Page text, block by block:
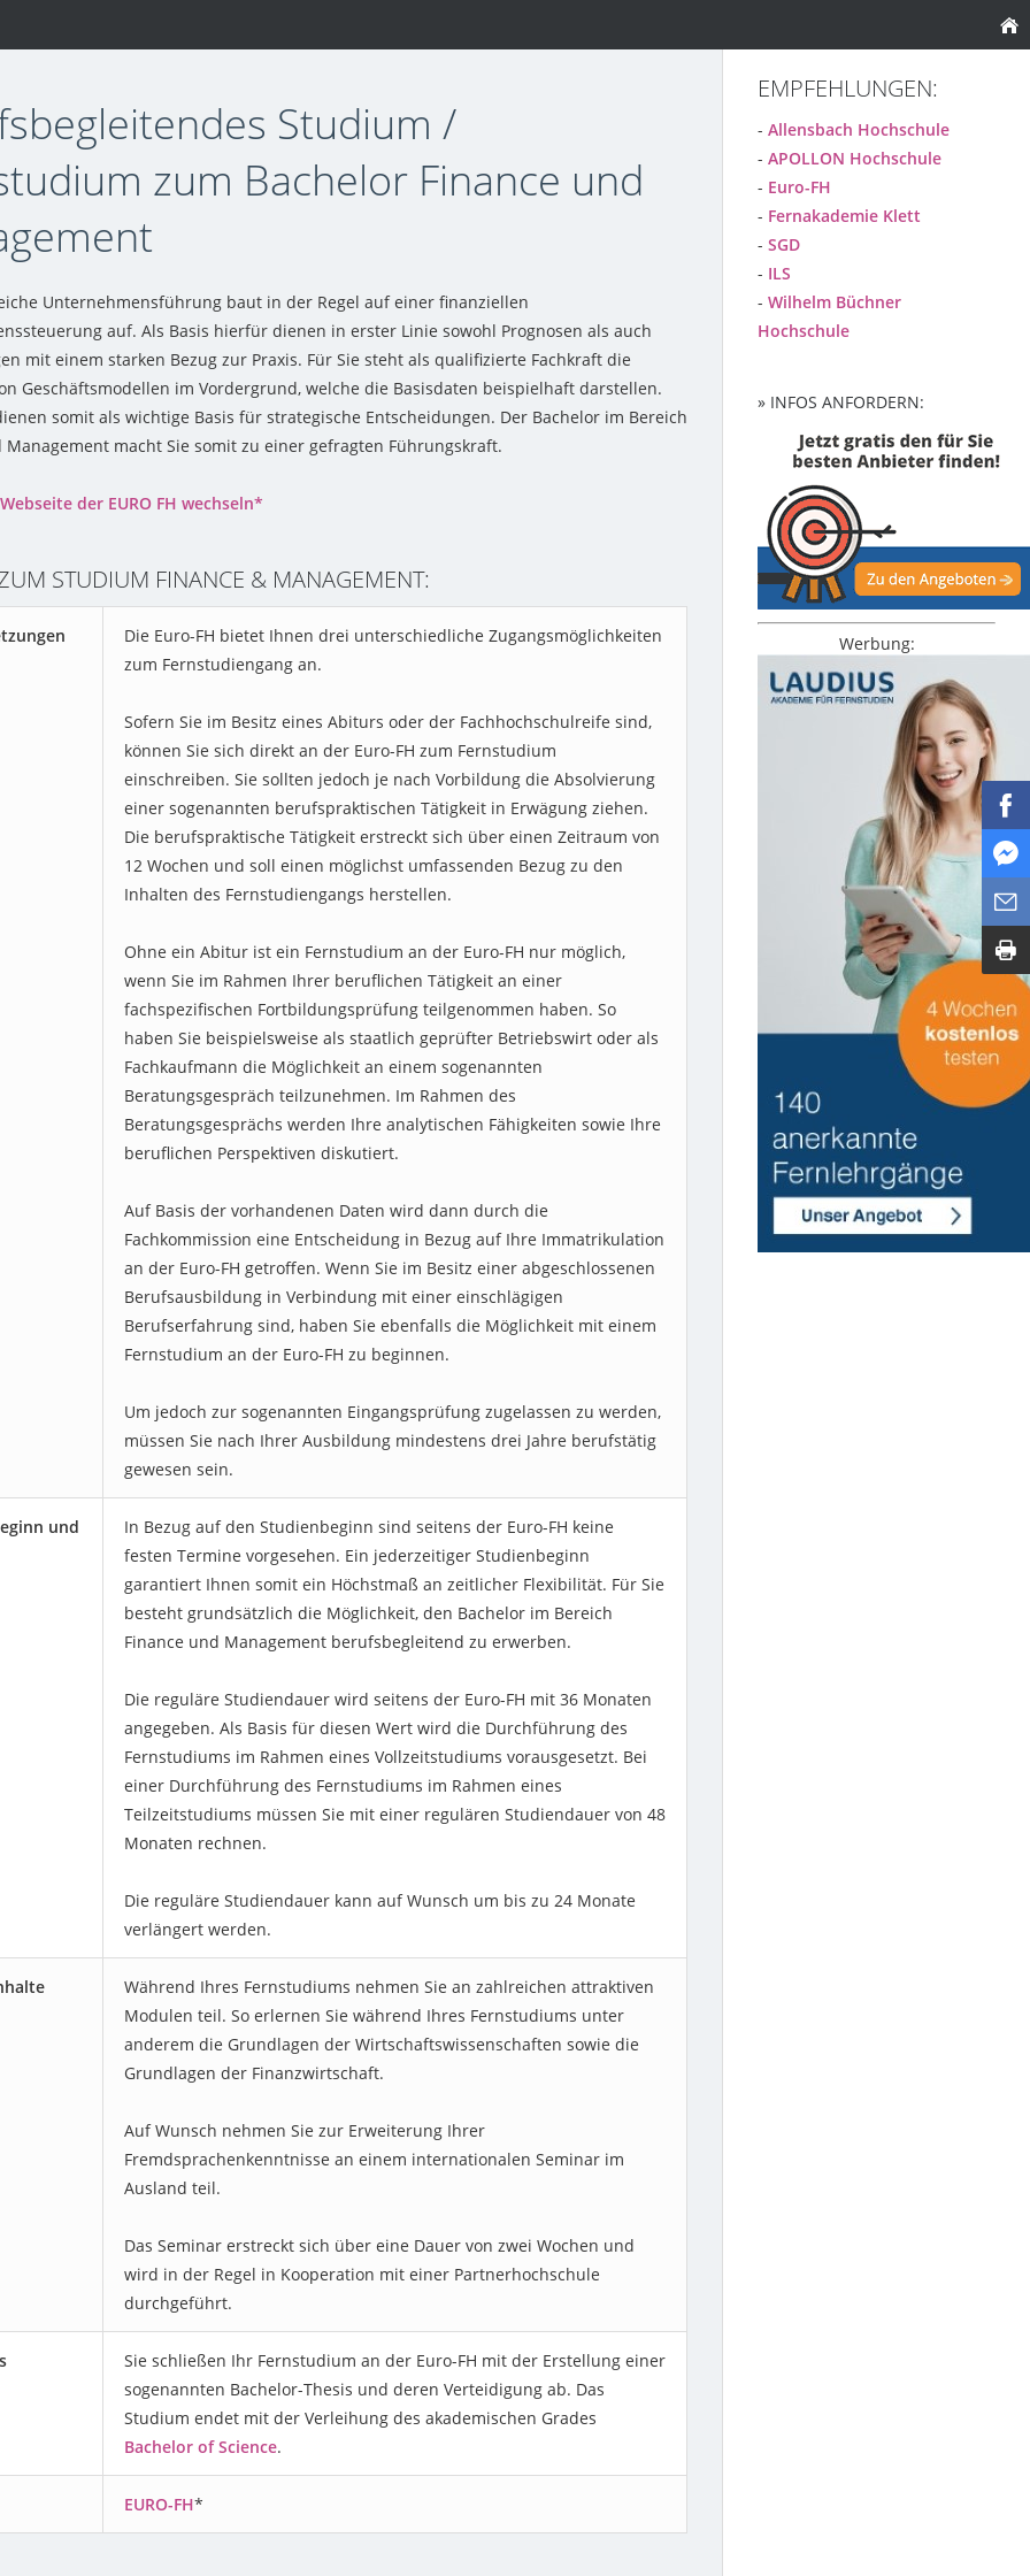
Studium /
zum Bachelor Finance und
Unternehmensführung baut in der Regel auf einer finanziellen
auf. Als Basis hierfür dienen in erster Linie sowohl Prognosen als auch
mit einem starken Bezug zur Praxis. Für Sie steht als qualifizierte Fachkraft die
Geschäftsmodellen im Vordergrund, welche die Basisdaten beispielhaft darstellen.
somit als wichtige Basis für strategische Entscheidungen. Der Bachelor im Bereich
Management macht Sie somit zu einer gefragten Führungskraft.
der EURO FH wechseln*
STUDIUM FINANCE & MANAGEMENT:
Die Euro-FH bietet Ihnen drei unterschiedliche Zugangsmöglichkeiten
zum Fernstudiengang an.
Sofern Sie im Besitz eines Abiturs oder der Fachhochschulreife sind,
können Sie sich direkt an der Euro-FH zum Fernstudium
einschreiben. Sie sollten jedoch je nach Vorbildung die Absolvierung
einer sogenannten berufspraktischen Tätigkeit in Erwägung ziehen.
Die berufspraktische Tätigkeit erstreckt sich über einen Zeitraum von
12 Wochen und soll einen möglichst umfassenden Bezug zu den
Inhalten des Fernstudiengangs herstellen.
Ohne ein Abitur ist ein Fernstudium an der Euro-FH nur möglich,
wenn Sie im Rahmen Ihrer beruflichen Tätigkeit an einer
fachspezifischen Fortbildungsprüfung teilgenommen haben. So
haben Sie beispielsweise als staatlich geprüfter Betriebswirt oder als
Fachkaufmann die Möglichkeit an einem sogenannten
Beratungsgespräch teilzunehmen. Im Rahmen des
Beratungsgesprächs werden Ihre analytischen Fähigkeiten sowie Ihre
beruflichen Perspektiven diskutiert.
Auf Basis der vorhandenen Daten wird dann durch die
Fachkommission eine Entscheidung in Bezug auf Ihre Immatrikulation
an der Euro-FH getroffen. Wenn Sie im Besitz einer abgeschlossenen
Berufsausbildung in Verbindung mit einer einschlägigen
Berufserfahrung sind, haben Sie ebenfalls die Möglichkeit mit einem
Fernstudium an der Euro-FH zu beginnen.
Um jedoch zur sogenannten Eingangsprüfung zugelassen zu werden,
müssen Sie nach Ihrer Ausbildung mindestens drei Jahre berufstätig
gewesen sein.
und
In Bezug auf den Studienbeginn sind seitens der Euro-FH keine
festen Termine vorgesehen. Ein jederzeitiger Studienbeginn
garantiert Ihnen somit ein Höchstmaß an zeitlicher Flexibilität. Für Sie
besteht grundsätzlich die Möglichkeit, den Bachelor im Bereich
Finance und Management berufsbegleitend zu erwerben.
Die reguläre Studiendauer wird seitens der Euro-FH mit 36 Monaten
angegeben. Als Basis für diesen Wert wird die Durchführung des
Fernstudiums im Rahmen eines Vollzeitstudiums vorausgesetzt. Bei
einer Durchführung des Fernstudiums im Rahmen eines
Teilzeitstudiums müssen Sie mit einer regulären Studiendauer von 48
Monaten rechnen.
Die reguläre Studiendauer kann auf Wunsch um bis zu 24 Monate
verlängert werden.
Während Ihres Fernstudiums nehmen Sie an zahlreichen attraktiven
Modulen teil. So erlernen Sie während Ihres Fernstudiums unter
anderem die Grundlagen der Wirtschaftswissenschaften sowie die
Grundlagen der Finanzwirtschaft.
Auf Wunsch nehmen Sie zur Erweiterung Ihrer
Fremdsprachenkenntnisse an einem internationalen Seminar im
Ausland teil.
Das Seminar erstreckt sich über eine Dauer von zwei Wochen und
wird in der Regel in Kooperation mit einer Partnerhochschule
durchgeführt.
Sie schließen Ihr Fernstudium an der Euro-FH mit der Erstellung einer
sogenannten Bachelor-Thesis und deren Verteidigung ab. Das
Studium endet mit der Verleihung des akademischen Grades
Bachelor of Science.
EURO-FH*
EMPFEHLUNGEN:
- Allensbach Hochschule
- APOLLON Hochschule
- Euro-FH
- Fernakademie Klett
- SGD
- ILS
- Wilhelm Büchner
Hochschule
» INFOS ANFORDERN:
Werbung: